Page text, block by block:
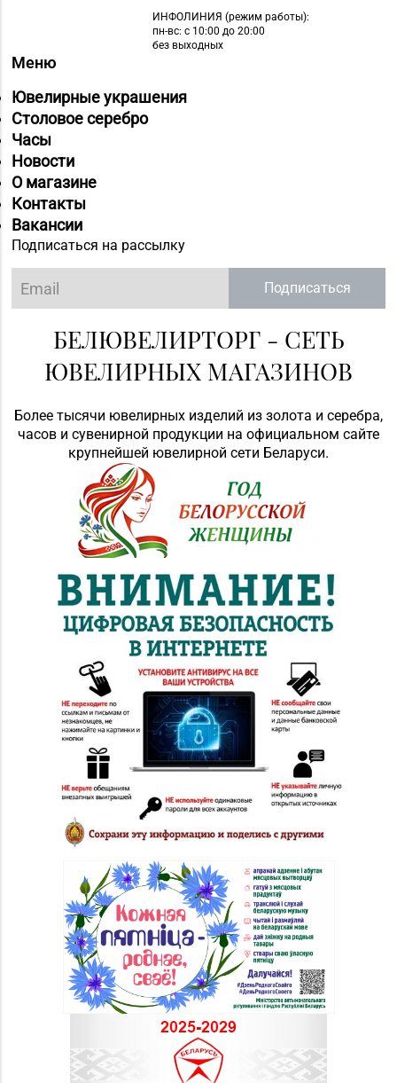
8 (0225) 72-70-40, 72-
66-67, 79-16-11
Магазин №3 «Янтарь»
8 (01643) 4-27-30, 8
(01643) 4-27-32
+375 (214) 74-67-75
Богдановича,14
ИНФОЛИНИЯ (режим работы):
пн-вс: с 10:00 до 20:00
без выходных
Меню
Ювелирные украшения
Столовое серебро
Часы
Новости
О магазине
Контакты
Вакансии
Подписаться на рассылку
Подписаться
БЕЛЮВЕЛИРТОРГ - СЕТЬ
ЮВЕЛИРНЫХ МАГАЗИНОВ
Более тысячи ювелирных изделий из золота и серебра,
часов и сувенирной продукции на официальном сайте
крупнейшей ювелирной сети Беларуси.